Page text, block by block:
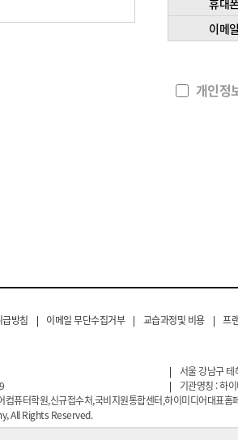
휴대
이메
개인정
방침 | 이메일 무단수집거부 | 교습과정및 비용 | 프
| 서울 강남구
|
기관명칭 : 하
컴퓨터학원,신규접수처,국비지원통합센터,하이미디어대표
All Rights Reserved.